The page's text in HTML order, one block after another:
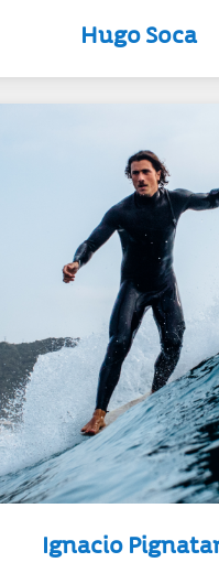
Hugo Soca
un joven deportista
de la
Surf. Su pasión
a los 6 años,
en la élite del
mundial.
Ignacio